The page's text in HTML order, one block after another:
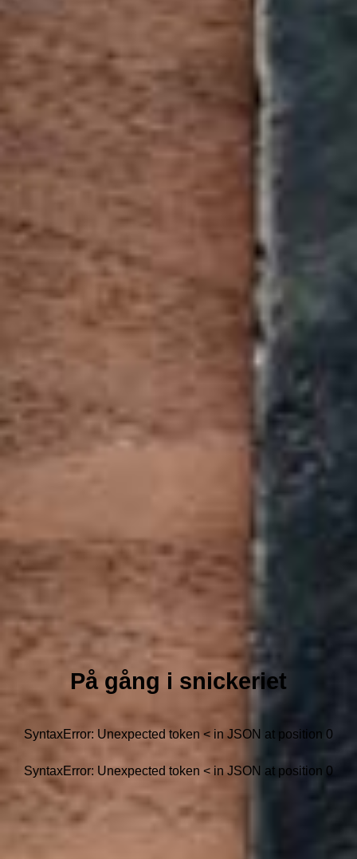
På gång i snickeriet
SyntaxError: Unexpected token < in JSON at position 0
SyntaxError: Unexpected token < in JSON at position 0